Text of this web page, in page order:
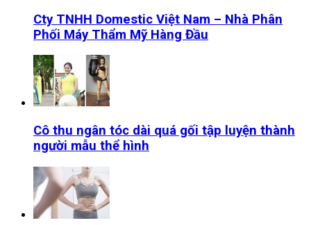
Cty TNHH Domestic Việt Nam – Nhà Phân
Phối Máy Thẩm Mỹ Hàng Đầu
Cô thu ngân tóc dài quá gối tập luyện thành
người mẫu thể hình